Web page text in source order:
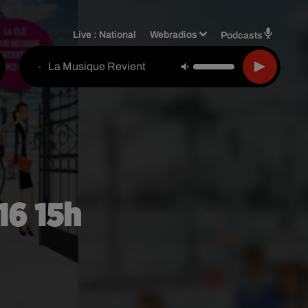
Live : National Webradios Podcasts
- La Musique Revient
15h